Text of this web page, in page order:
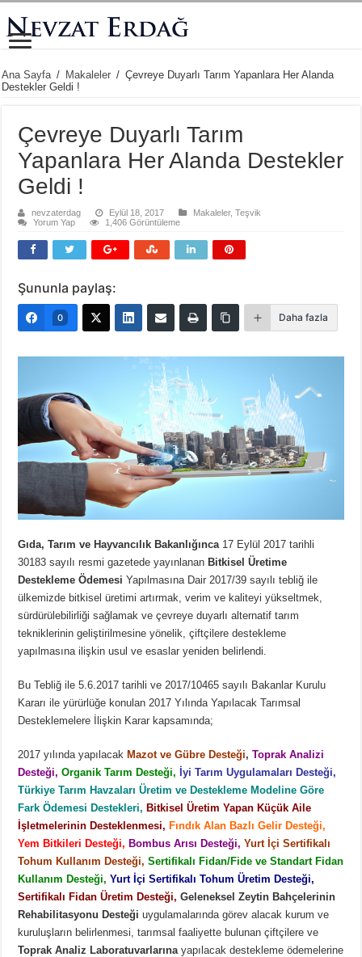
Ana Sayfa / Makaleler / Çevreye Duyarlı Tarım Yapanlara Her Alanda
Destekler Geldi !
Çevreye Duyarlı Tarım
Yapanlara Her Alanda Destekler
Geldi !
nevzaterdag Eylül 18, 2017 Makaleler,Teşvik
Yorum Yap
1,406 Görüntüleme
Şununla paylaş:
0 Daha fazla
Gıda, Tarım ve Hayvancılık Bakanlığınca 17 Eylül 2017 tarihli
30183 sayılı resmi gazetede yayınlanan Bitkisel Üretime
Destekleme Ödemesi Yapılmasına Dair 2017/39 sayılı tebliğ ile
ülkemizde bitkisel üretimi artırmak, verim ve kaliteyi yükseltmek,
sürdürülebilirliği sağlamak ve çevreye duyarlı alternatif tarım
tekniklerinin geliştirilmesine yönelik, çiftçilere destekleme
yapılmasına ilişkin usul ve esaslar yeniden belirlendi.
Bu Tebliğ ile 5.6.2017 tarihli ve 2017/10465 sayılı Bakanlar Kurulu
Kararı ile yürürlüğe konulan 2017 Yılında Yapılacak Tarımsal
Desteklemelere İlişkin Karar kapsamında;
2017 yılında yapılacak Mazot ve Gübre Desteği,Toprak Analizi
Desteği, Organik Tarım Desteği, İyi Tarım Uygulamaları Desteği,
Türkiye Tarım Havzaları Üretim ve Destekleme Modeline Göre
Fark Ödemesi Destekleri, Bitkisel Üretim Yapan Küçük Aile
İşletmelerinin Desteklenmesi, Fındık Alan Bazlı Gelir Desteği,
Yem Bitkileri Desteği, Bombus Arısı Desteği, Yurt İçi Sertifikalı
Tohum Kullanım Desteği, Sertifikalı Fidan/Fide ve Standart Fidan
Kullanım Desteği, Yurt İçi Sertifikalı Tohum Üretim Desteği,
Sertifikalı Fidan Üretim Desteği, Geleneksel Zeytin Bahçelerinin
Rehabilitasyonu Desteği uygulamalarında görev alacak kurum ve
kuruluşların belirlenmesi, tarımsal faaliyette bulunan çiftçilere ve
Toprak Analiz Laboratuvarlarınayapılacak destekleme ödemelerine